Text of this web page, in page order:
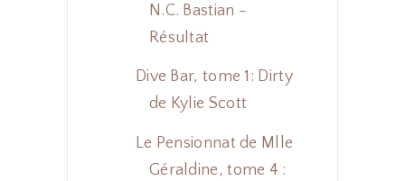
N.C. Bastian -
Résultat
Dive Bar, tome 1: Dirty
de Kylie Scott
Le Pensionnat de Mlle
Géraldine, tome 4 :